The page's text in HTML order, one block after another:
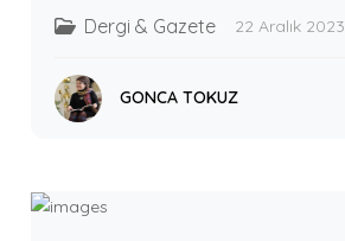
Dergi & Gazete 22 Aralık 2023
GONCA TOKUZ